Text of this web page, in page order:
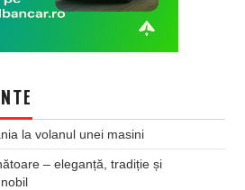
la volanul unei masini
– eleganță, tradiție și